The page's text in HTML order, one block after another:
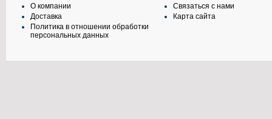
О компании
Доставка
Политика в отношении обработки
персональных данных
Связаться с нами
Карта сайта